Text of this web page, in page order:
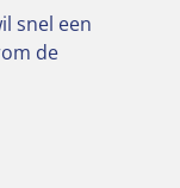
snel een
de